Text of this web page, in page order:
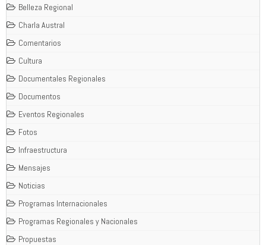
Belleza Regional
Charla Austral
Comentarios
Cultura
Documentales Regionales
Documentos
Eventos Regionales
Fotos
Infraestructura
Mensajes
Noticias
Programas Internacionales
Programas Regionales y Nacionales
Propuestas